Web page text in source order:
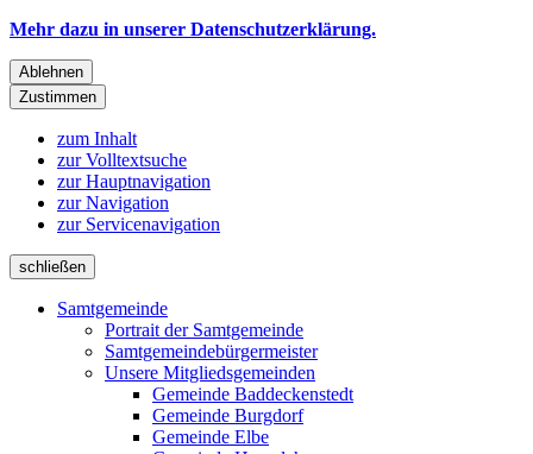
Mehr dazu in unserer Datenschutzerklärung.
Ablehnen
Zustimmen
zum Inhalt
zur Volltextsuche
zur Hauptnavigation
zur Navigation
zur Servicenavigation
schließen
Samtgemeinde
Portrait der Samtgemeinde
Samtgemeindebürgermeister
Unsere Mitgliedsgemeinden
Gemeinde Baddeckenstedt
Gemeinde Burgdorf
Gemeinde Elbe